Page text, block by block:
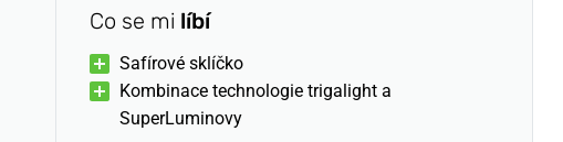
Co se mi líbí
Safírové sklíčko
Kombinace technologie trigalight a
SuperLuminovy